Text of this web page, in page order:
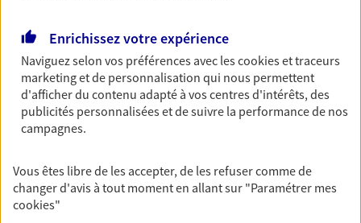
Accompagner vos projets de
vie
Achat immobilier, installation, départ à la retraite…
Autant de moments de vie qui nécessitent des solutions
d'assurance et d'épargne. Recevez un conseil d'expert
cohérent avec vos besoins
Vous aider à constituer une
épargne
Enrichissez votre expérience
Naviguez selon vos préférences avec lescookies et traceurs
marketing et de personnalisation qui nous permettent
d'afficher du contenu adapté à vos centres d'intérêts, des
publicités personnalisées et de suivre la performance de nos
campagnes.
Vous êtes libre de les accepter, de les refuser comme de
changer d'avis à tout moment en allant sur "Paramétrer mes
cookies"